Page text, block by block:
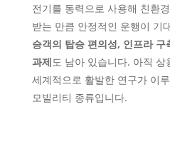
전기를 동력으로 사용해 친환
받는 만큼 안정적인 운행이 기
승객의 탑승 편의성, 인프라
과제도 남아 있습니다. 아직 상
세계적으로 활발한 연구가 이
모빌리티 종류입니다.